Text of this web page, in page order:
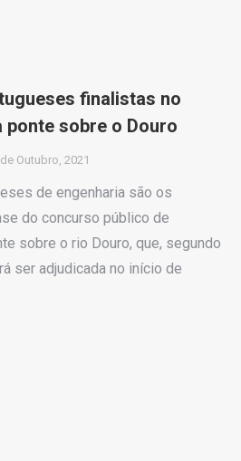
finalistas no
sobre o Douro
Outubro, 2021
de engenharia são os
do concurso público de
sobre o rio Douro, que, segundo
ser adjudicada no início de